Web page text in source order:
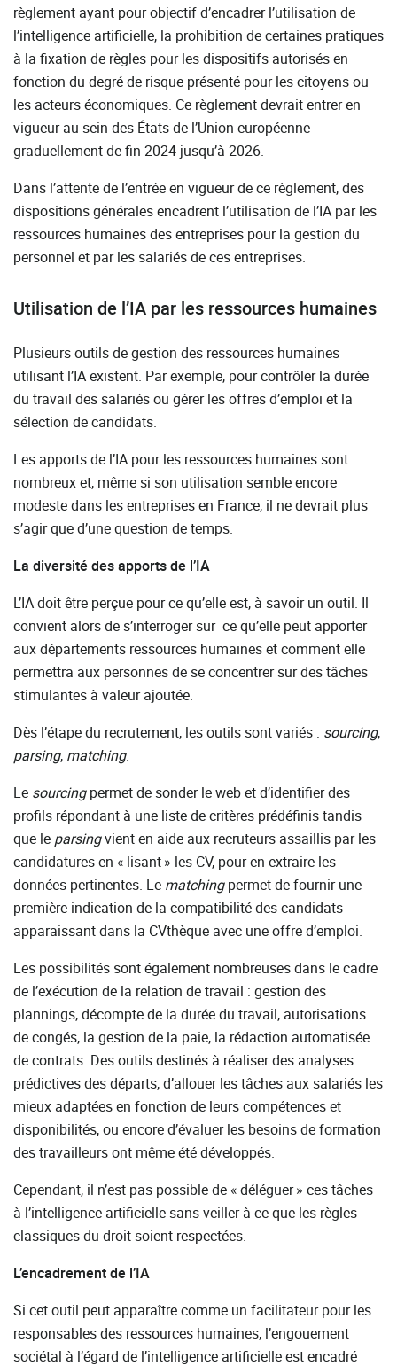
règlement ayant pour objectif d’encadrer l’utilisation de
l’intelligence artificielle, la prohibition de certaines pratiques
à la fixation de règles pour les dispositifs autorisés en
fonction du degré de risque présenté pour les citoyens ou
les acteurs économiques. Ce règlement devrait entrer en
vigueur au sein des États de l’Union européenne
graduellement de fin 2024 jusqu’à 2026.
Dans l’attente de l’entrée en vigueur de ce règlement, des
dispositions générales encadrent l’utilisation de l’IA par les
ressources humaines des entreprises pour la gestion du
personnel et par les salariés de ces entreprises.
Utilisation de l’IA par les ressources humaines
Plusieurs outils de gestion des ressources humaines
utilisant l’IA existent. Par exemple, pour contrôler la durée
du travail des salariés ou gérer les offres d’emploi et la
sélection de candidats.
Les apports de l’IA pour les ressources humaines sont
nombreux et, même si son utilisation semble encore
modeste dans les entreprises en France, il ne devrait plus
s’agir que d’une question de temps.
La diversité des apports de l’IA
L’IA doit être perçue pour ce qu’elle est, à savoir un outil. Il
convient alors de s’interroger sur ce qu’elle peut apporter
aux départements ressources humaines et comment elle
permettra aux personnes de se concentrer sur des tâches
stimulantes à valeur ajoutée.
Dès l’étape du recrutement, les outils sont variés : sourcing,
parsing, matching.
Le sourcingpermet de sonder le web et d’identifier des
profils répondant à une liste de critères prédéfinis tandis
que le parsingvient en aide aux recruteurs assaillis par les
candidatures en « lisant » les CV, pour en extraire les
données pertinentes. Le matchingpermet de fournir une
première indication de la compatibilité des candidats
apparaissant dans la CVthèque avec une offre d’emploi.
Les possibilités sont également nombreuses dans le cadre
de l’exécution de la relation de travail : gestion des
plannings, décompte de la durée du travail, autorisations
de congés, la gestion de la paie, la rédaction automatisée
de contrats. Des outils destinés à réaliser des analyses
prédictives des départs, d’allouer les tâches aux salariés les
mieux adaptées en fonction de leurs compétences et
disponibilités, ou encore d’évaluer les besoins de formation
des travailleurs ont même été développés.
Cependant, il n’est pas possible de « déléguer » ces tâches
à l’intelligence artificielle sans veiller à ce que les règles
classiques du droit soient respectées.
L’encadrement de l’IA
Si cet outil peut apparaître comme un facilitateur pour les
responsables des ressources humaines, l’engouement
sociétal à l’égard de l’intelligence artificielle est encadré